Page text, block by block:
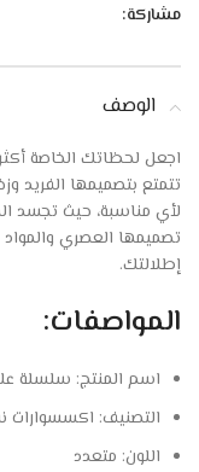
مشاركة:
الوصف
اجعل لحظاتك الخاصة
تتمتع بتصميمها الفريد
لأي مناسبة، حيث تجسد
تصميمها العصري
إطلالتك.
المواصفات:
اسم المنتج: سلسلة
التصنيف: اكسسوارات
اللون: متعدد